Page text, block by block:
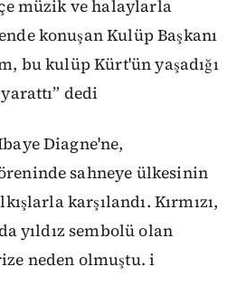
müzik ve halaylarla
konuşan Kulüp Başkanı
bu kulüp Kürt'ün yaşadığı
dedi
Diagne'ne,
sahneye ülkesinin
karşılandı. Kırmızı,
yıldız sembolü olan
neden olmuştu. i